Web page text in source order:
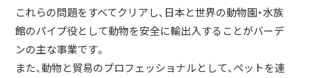
これらの問題をすべてクリアし、日本と世界の動物園・水族
館のパイプ役として動物を安全に輸出入することがバーデ
ンの主な事業です。
また、動物と貿易のプロフェッショナルとして、ペットを連